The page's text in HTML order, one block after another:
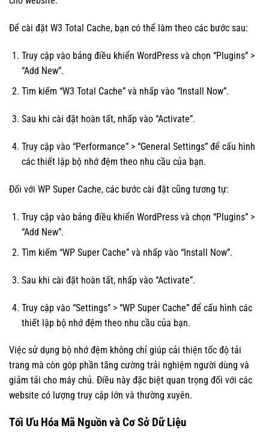
Để cài đặt W3 Total Cache, bạn có thể làm theo các bước sau:
Truy cập vào bảng điều khiển WordPress và chọn “Plugins” >
“Add New”.
Tìm kiếm “W3 Total Cache” và nhấp vào “Install Now”.
Sau khi cài đặt hoàn tất, nhấp vào “Activate”.
Truy cập vào “Performance” > “General Settings” để cấu hình
các thiết lập bộ nhớ đệm theo nhu cầu của bạn.
Đối với WP Super Cache, các bước cài đặt cũng tương tự:
Truy cập vào bảng điều khiển WordPress và chọn “Plugins” >
“Add New”.
Tìm kiếm “WP Super Cache” và nhấp vào “Install Now”.
Sau khi cài đặt hoàn tất, nhấp vào “Activate”.
Truy cập vào “Settings” > “WP Super Cache” để cấu hình các
thiết lập bộ nhớ đệm theo nhu cầu của bạn.
Việc sử dụng bộ nhớ đệm không chỉ giúp cải thiện tốc độ tải
trang mà còn góp phần tăng cường trải nghiệm người dùng và
giảm tải cho máy chủ. Điều này đặc biệt quan trọng đối với các
website có lượng truy cập lớn và thường xuyên.
Tối Ưu Hóa Mã Nguồn và Cơ Sở Dữ Liệu